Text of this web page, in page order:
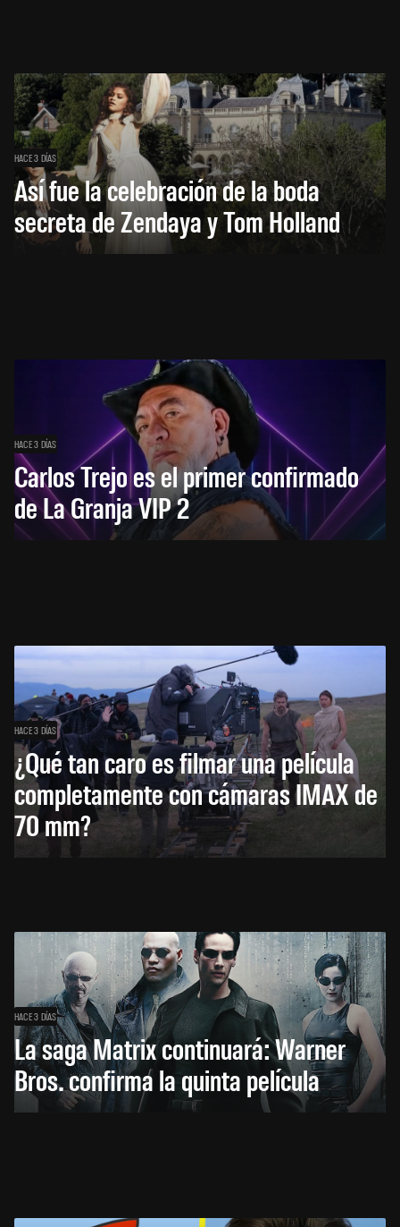
HACE 3 DÍAS
Así fue la celebración de la boda
secreta de Zendaya y Tom Holland
HACE 3 DÍAS
Carlos Trejo es el primer confirmado
de La Granja VIP 2
HACE 3 DÍAS
¿Qué tan caro es filmar una película
completamente con cámaras IMAX de
70 mm?
HACE 3 DÍAS
La saga Matrix continuará: Warner
Bros. confirma la quinta película